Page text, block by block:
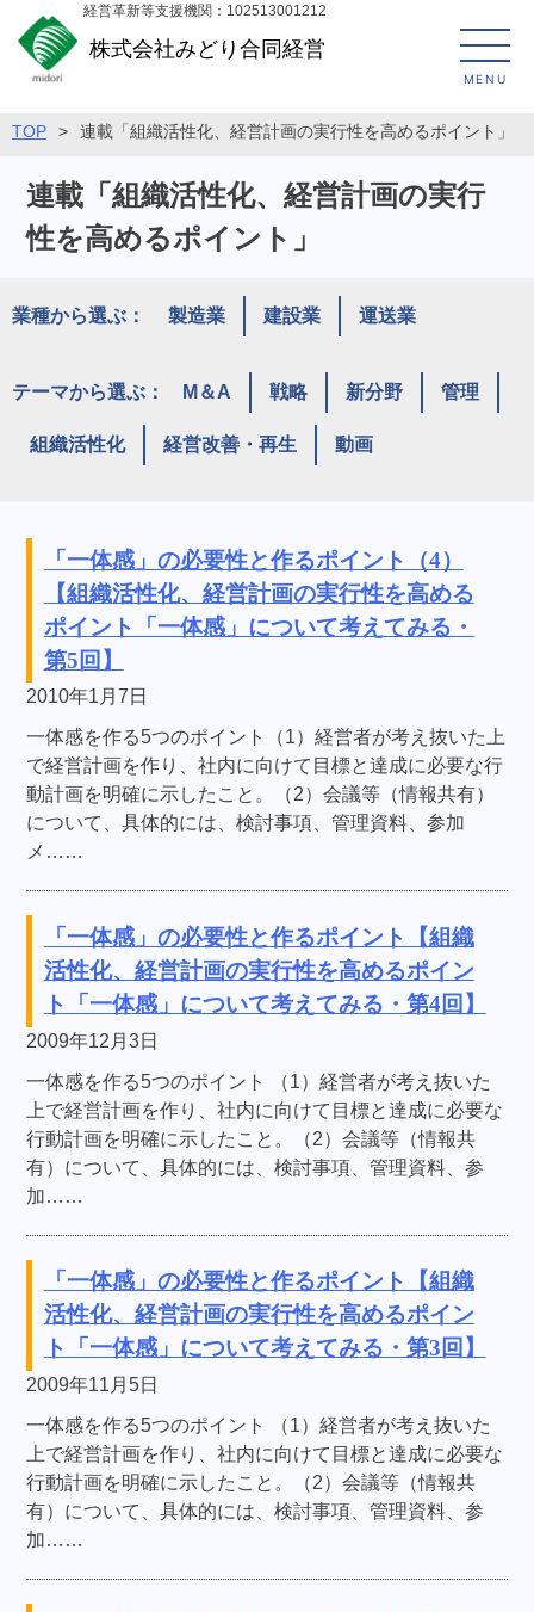
経営革新等支援機関：102513001212
株式会社みどり合同経営
MENU
TOP > 連載「組織活性化、経営計画の実行性を高めるポイント」
連載「組織活性化、経営計画の実行
性を高めるポイント」
業種から選ぶ： 製造業 建設業 運送業
テーマから選ぶ： M＆A 戦略 新分野 管理
組織活性化 経営改善・再生 動画
「一体感」の必要性と作るポイント（4）
【組織活性化、経営計画の実行性を高める
ポイント「一体感」について考えてみる・
第5回】
2010年1月7日
一体感を作る5つのポイント（1）経営者が考え抜いた上
で経営計画を作り、社内に向けて目標と達成に必要な行
動計画を明確に示したこと。（2）会議等（情報共有）
について、具体的には、検討事項、管理資料、参加
メ……
「一体感」の必要性と作るポイント【組織
活性化、経営計画の実行性を高めるポイン
ト「一体感」について考えてみる・第4回】
2009年12月3日
一体感を作る5つのポイント （1）経営者が考え抜いた
上で経営計画を作り、社内に向けて目標と達成に必要な
行動計画を明確に示したこと。（2）会議等（情報共
有）について、具体的には、検討事項、管理資料、参
加……
「一体感」の必要性と作るポイント【組織
活性化、経営計画の実行性を高めるポイン
ト「一体感」について考えてみる・第3回】
2009年11月5日
一体感を作る5つのポイント （1）経営者が考え抜いた
上で経営計画を作り、社内に向けて目標と達成に必要な
行動計画を明確に示したこと。（2）会議等（情報共
有）について、具体的には、検討事項、管理資料、参
加……